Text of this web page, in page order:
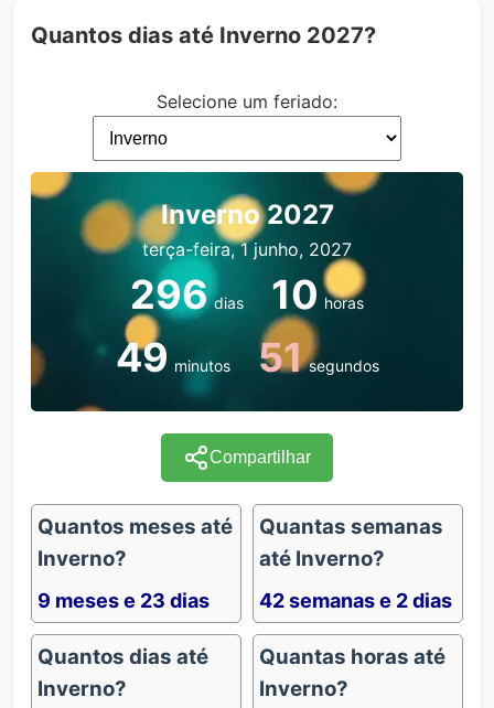
Quantos dias até Inverno 2027?
Selecione um feriado:
Inverno 2027
terça-feira, 1 junho, 2027
296 dias 10 horas
49 minutos 51 segundos
Compartilhar
Quantos meses até
Inverno?
9 meses e 23 dias
Quantas semanas
até Inverno?
42 semanas e 2 dias
Quantos dias até
Inverno?
Quantas horas até
Inverno?